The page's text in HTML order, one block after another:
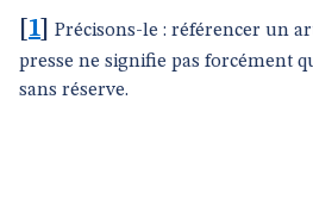
1
Précisons-le : référencer un
presse ne signifie pas forcément
sans réserve.